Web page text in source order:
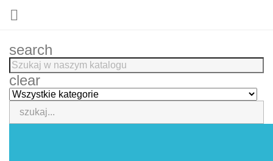

search
clear